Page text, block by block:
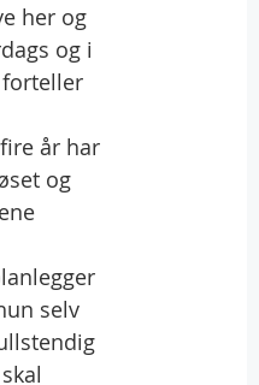
her og
og i
år har
og
selv